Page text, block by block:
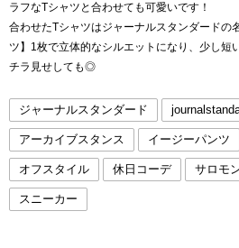
ラフなTシャツと合わせても可愛いです！
合わせたTシャツはジャーナルスタンダードの
ツ】1枚で立体的なシルエットになり、少し短
チラ見せしても◎
ジャーナルスタンダード
アーカイブスタンス イージーパンツ
オフスタイル 休日コーデ サロモ
スニーカー